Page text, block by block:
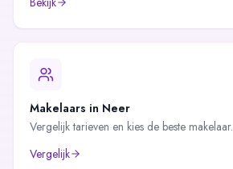
Makelaars in Neer
Vergelijk tarieven en kies de beste makelaar.
Vergelijk